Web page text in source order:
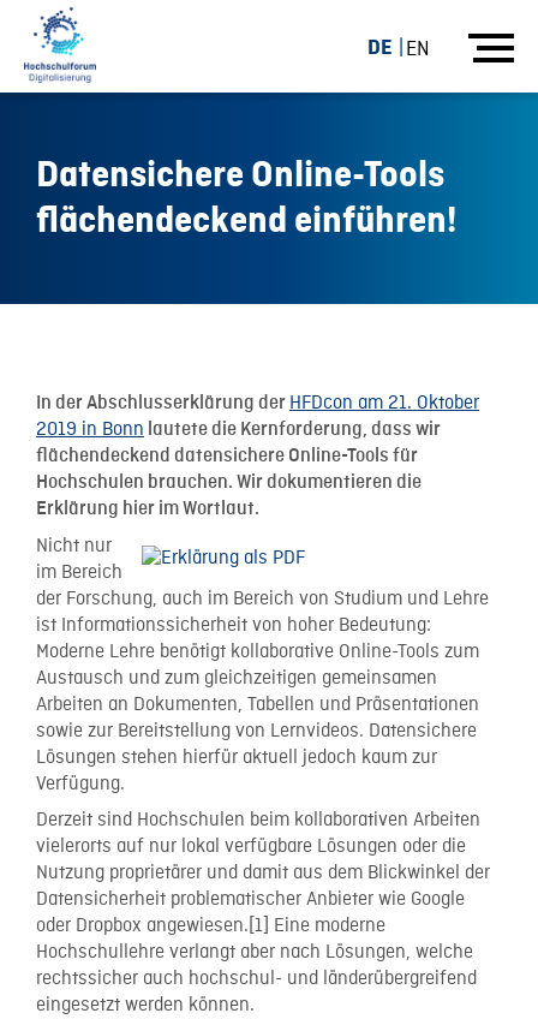
DE EN
Datensichere Online-Tools
flächendeckend einführen!
In der Abschlusserklärung derHFDcon am 21. Oktober
2019 in Bonn lautete die Kernforderung, dass wir
flächendeckend datensichere Online-Tools für
Hochschulen brauchen. Wir dokumentieren die
Erklärung hier im Wortlaut.
Nicht nur
im Bereich
der Forschung, auch im Bereich von Studium und Lehre
ist Informationssicherheit von hoher Bedeutung:
Moderne Lehre benötigt kollaborative Online-Tools zum
Austausch und zum gleichzeitigen gemeinsamen
Arbeiten an Dokumenten, Tabellen und Präsentationen
sowie zur Bereitstellung von Lernvideos. Datensichere
Lösungen stehen hierfür aktuell jedoch kaum zur
Verfügung.
Derzeit sind Hochschulen beim kollaborativen Arbeiten
vielerorts auf nur lokal verfügbare Lösungen oder die
Nutzung proprietärer und damit aus dem Blickwinkel der
Datensicherheit problematischer Anbieter wie Google
oder Dropbox angewiesen.[1] Eine moderne
Hochschullehre verlangt aber nach Lösungen, welche
rechtssicher auch hochschul- und länderübergreifend
eingesetzt werden können.